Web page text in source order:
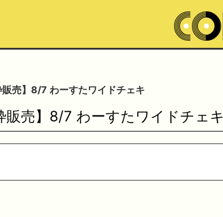
販売】8/7 わーすたワイドチェキ
販売】8/7 わーすたワイドチェキ